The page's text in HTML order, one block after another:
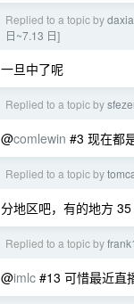
Replied to a topic by
日~7.13 日]
一旦中了呢
Replied to a topic by
@comlewin #3 现在都
Replied to a topic by
分地区吧，有的地方
Replied to a topic by
@imlc #13 可惜最近直